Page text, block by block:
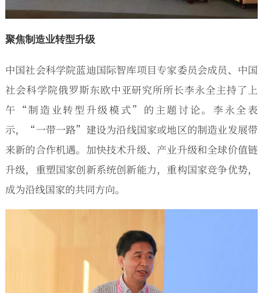
聚焦制造业转型升级
中国社会科学院蓝迪国际智库项目专家委员会成员、中国
社会科学院俄罗斯东欧中亚研究所所长李永全主持了上
午“制造业转型升级模式”的主题讨论。李永全表
示，“一带一路”建设为沿线国家或地区的制造业发展带
来新的合作机遇。加快技术升级、产业升级和全球价值链
升级，重塑国家创新系统创新能力，重构国家竞争优势，
成为沿线国家的共同方向。